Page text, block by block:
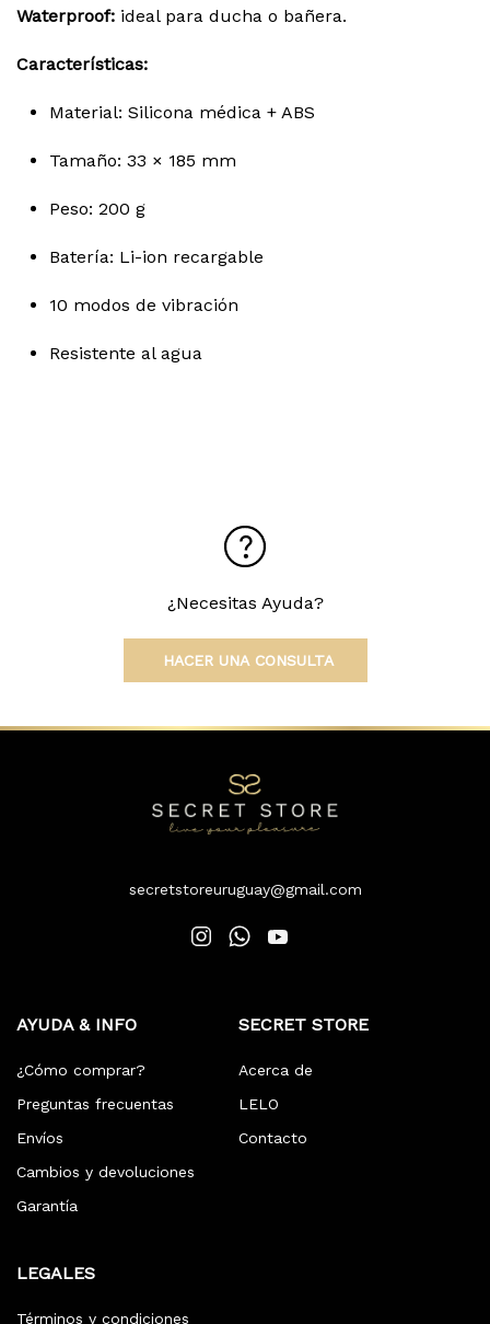
Waterproof: ideal para ducha o bañera.
Características:
Material: Silicona médica + ABS
Tamaño: 33 × 185 mm
Peso: 200 g
Batería: Li-ion recargable
10 modos de vibración
Resistente al agua
¿Necesitas Ayuda?
HACER UNA CONSULTA
secretstoreuruguay@gmail.com
AYUDA & INFO
¿Cómo comprar?
Preguntas frecuentas
Envíos
Cambios y devoluciones
Garantía
SECRET STORE
Acerca de
LELO
Contacto
LEGALES
Términos y condiciones